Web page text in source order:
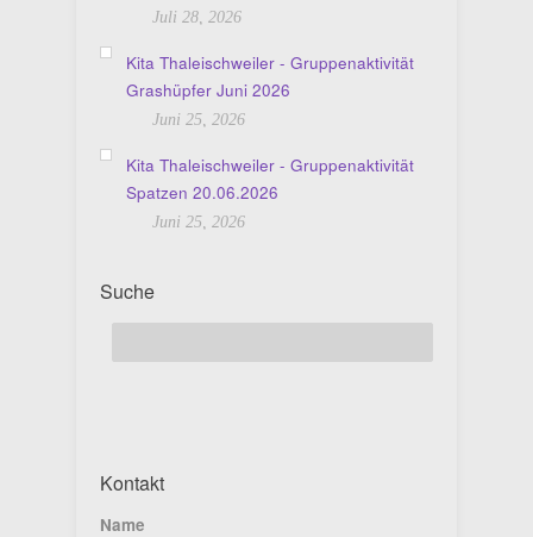
Juli 28, 2026
Kita Thaleischweiler - Gruppenaktivität
Grashüpfer Juni 2026
Juni 25, 2026
Kita Thaleischweiler - Gruppenaktivität
Spatzen 20.06.2026
Juni 25, 2026
Suche
Kontakt
Name